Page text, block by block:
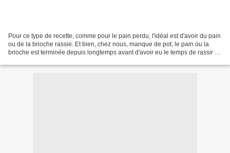
Pour ce type de recette, comme pour le pain perdu, l'idéal est d'avoir du pain
ou de la brioche rassie. Et bien, chez nous, manque de pot, le pain ou la
brioche est terminée depuis longtemps avant d'avoir eu le temps de rassir ne